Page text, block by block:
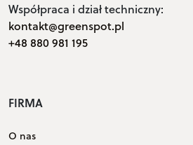
Współpraca i dział techniczny:
kontakt@greenspot.pl
+48 880 981 195
FIRMA
O nas